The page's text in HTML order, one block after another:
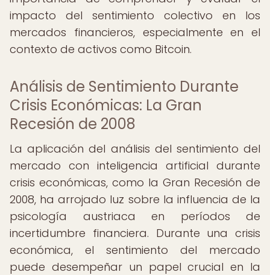
impacto del sentimiento colectivo en los
mercados financieros, especialmente en el
contexto de activos como Bitcoin.
Análisis de Sentimiento Durante
Crisis Económicas: La Gran
Recesión de 2008
La aplicación del análisis del sentimiento del
mercado con inteligencia artificial durante
crisis económicas, como la Gran Recesión de
2008, ha arrojado luz sobre la influencia de la
psicología austriaca en períodos de
incertidumbre financiera. Durante una crisis
económica, el sentimiento del mercado
puede desempeñar un papel crucial en la